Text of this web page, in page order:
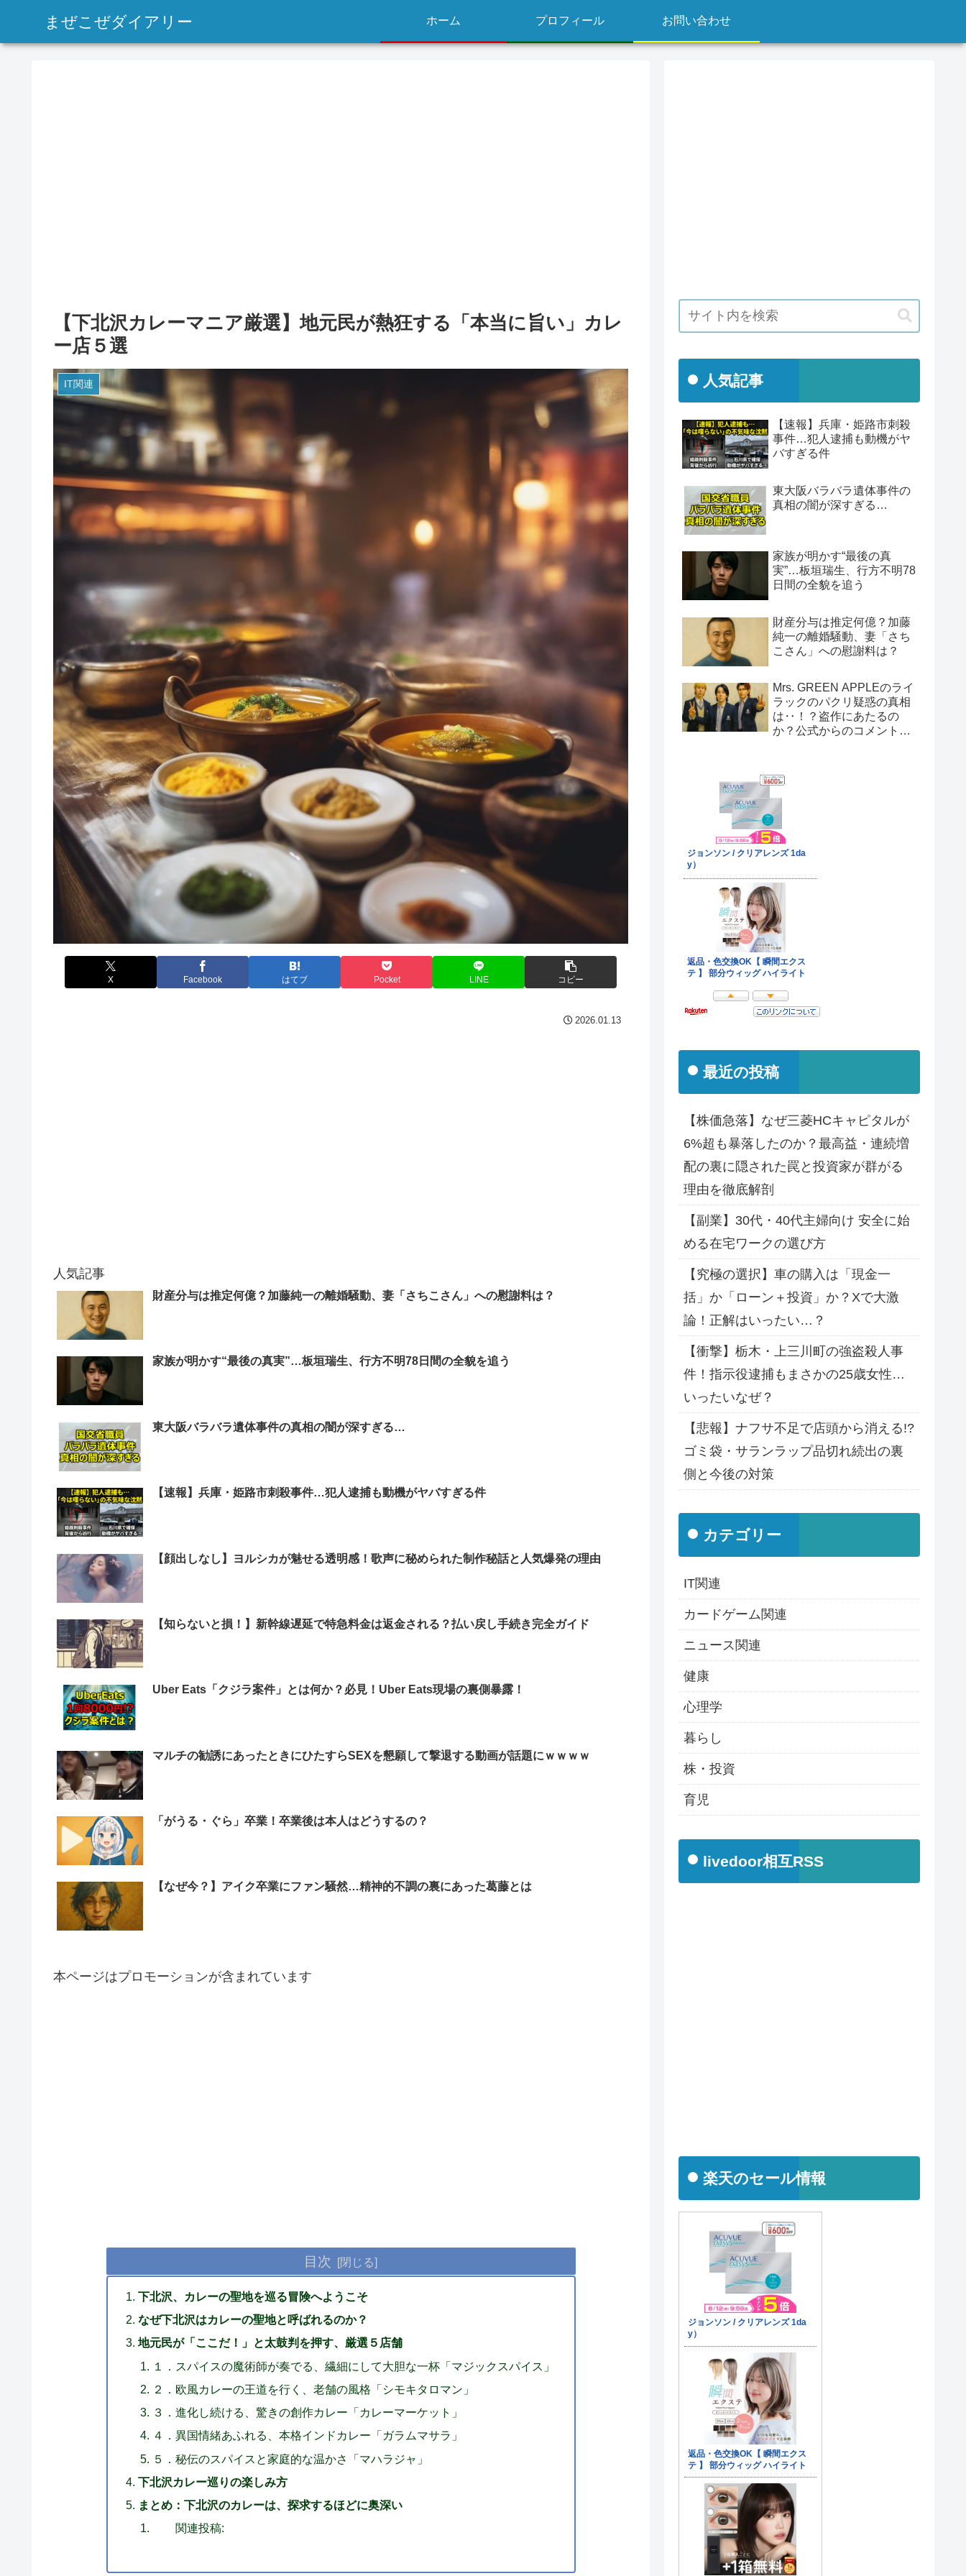
まぜこぜダイアリー ホーム プロフィール お問い合わせ
【下北沢カレーマニア厳選】地元民が熱狂する「本当に旨い」カレ
ー店５選
IT関連
X Facebook はてブ Pocket LINE コピー
2026.01.13
人気記事
財産分与は推定何億？加藤純一の離婚騒動、妻「さちこさん」への慰謝料は？
家族が明かす“最後の真実”…板垣瑞生、行方不明78日間の全貌を追う
東大阪バラバラ遺体事件の真相の闇が深すぎる…
【速報】兵庫・姫路市刺殺事件…犯人逮捕も動機がヤバすぎる件
【顔出しなし】ヨルシカが魅せる透明感！歌声に秘められた制作秘話と人気爆発の理由
【知らないと損！】新幹線遅延で特急料金は返金される？払い戻し手続き完全ガイド
Uber Eats「クジラ案件」とは何か？必見！Uber Eats現場の裏側暴露！
マルチの勧誘にあったときにひたすらSEXを懇願して撃退する動画が話題にｗｗｗｗ
「がうる・ぐら」卒業！卒業後は本人はどうするの？
【なぜ今？】アイク卒業にファン騒然…精神的不調の裏にあった葛藤とは
本ページはプロモーションが含まれています
目次
下北沢、カレーの聖地を巡る冒険へようこそ
なぜ下北沢はカレーの聖地と呼ばれるのか？
地元民が「ここだ！」と太鼓判を押す、厳選５店舗
１．スパイスの魔術師が奏でる、繊細にして大胆な一杯「マジックスパイス」
２．欧風カレーの王道を行く、老舗の風格「シモキタロマン」
３．進化し続ける、驚きの創作カレー「カレーマーケット」
４．異国情緒あふれる、本格インドカレー「ガラムマサラ」
５．秘伝のスパイスと家庭的な温かさ「マハラジャ」
下北沢カレー巡りの楽しみ方
まとめ：下北沢のカレーは、探求するほどに奥深い
関連投稿:
人気記事
【速報】兵庫・姫路市刺殺
事件…犯人逮捕も動機がヤ
バすぎる件
東大阪バラバラ遺体事件の
真相の闇が深すぎる…
家族が明かす“最後の真
実”…板垣瑞生、行方不明78
日間の全貌を追う
財産分与は推定何億？加藤
純一の離婚騒動、妻「さち
こさん」への慰謝料は？
Mrs. GREEN APPLEのライ
ラックのパクリ疑惑の真相
は‥！？盗作にあたるの
か？公式からのコメント
最近の投稿
【株価急落】なぜ三菱HCキャピタルが
6%超も暴落したのか？最高益・連続増
配の裏に隠された罠と投資家が群がる
理由を徹底解剖
【副業】30代・40代主婦向け 安全に始
める在宅ワークの選び方
【究極の選択】車の購入は「現金一
括」か「ローン＋投資」か？Xで大激
論！正解はいったい…？
【衝撃】栃木・上三川町の強盗殺人事
件！指示役逮捕もまさかの25歳女性…
いったいなぜ？
【悲報】ナフサ不足で店頭から消える!?
ゴミ袋・サランラップ品切れ続出の裏
側と今後の対策
カテゴリー
IT関連
カードゲーム関連
ニュース関連
健康
心理学
暮らし
株・投資
育児
livedoor相互RSS
楽天のセール情報